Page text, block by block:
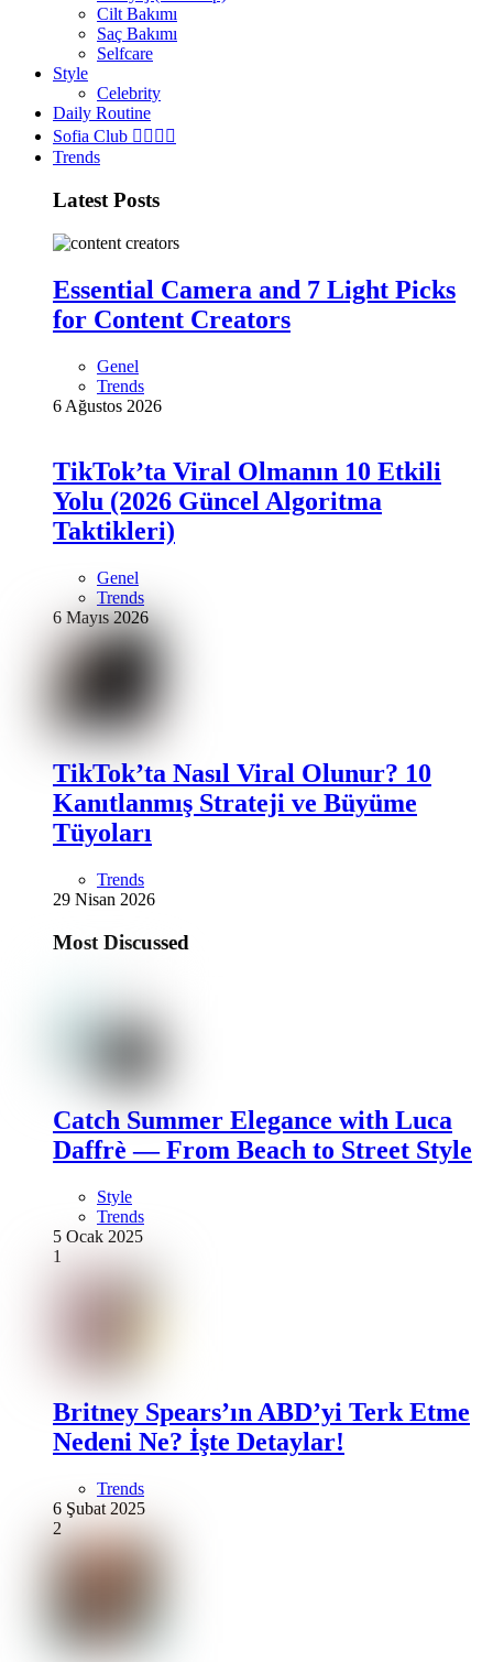
Cilt Bakımı
Saç Bakımı
Selfcare
Style
Celebrity
Daily Routine
Sofia Club 👩‍❤️‍💋‍👨
Trends
Latest Posts
Essential Camera and 7 Light Picks
for Content Creators
Genel
Trends
6 Ağustos 2026
TikTok’ta Viral Olmanın 10 Etkili
Yolu (2026 Güncel Algoritma
Taktikleri)
Genel
Trends
6 Mayıs 2026
TikTok’ta Nasıl Viral Olunur? 10
Kanıtlanmış Strateji ve Büyüme
Tüyoları
Trends
29 Nisan 2026
Most Discussed
Catch Summer Elegance with Luca
Daffrè — From Beach to Street Style
Style
Trends
5 Ocak 2025
1
Britney Spears’ın ABD’yi Terk Etme
Nedeni Ne? İşte Detaylar!
Trends
6 Şubat 2025
2